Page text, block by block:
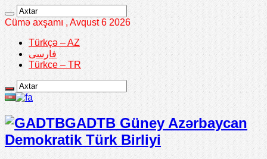
Cümə axşamı , Avqust 6 2026
Türkçə – AZ
فارسی
Türkce – TR
GADTB Güney Azərbaycan
Demokratik Türk Birliyi